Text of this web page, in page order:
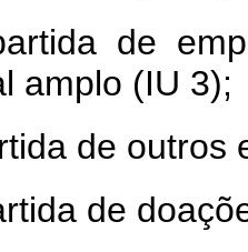
de
amplo (IU 3);
de outros
de